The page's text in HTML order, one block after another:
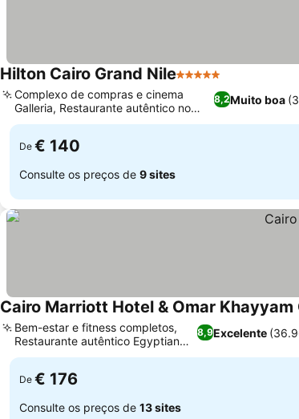
Hilton Cairo Grand Nile5 Estrelas
8,2Muito boa
Complexo de compras e cinema
Galleria, Restaurante autêntico no
vilarejo núbio
De € 140
Consulte os preços de 9 sites
Cairo Marriott Hotel & Omar Khayyam
8,9Excelente
Bem-estar e fitness completos,
Restaurante autêntico Egyptian
Nights
De € 176
Consulte os preços de 13 sites